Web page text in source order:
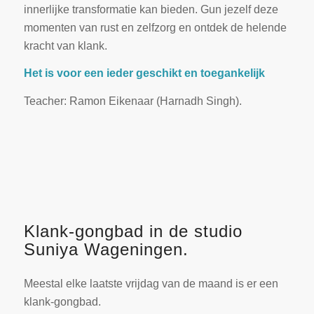
innerlijke transformatie kan bieden. Gun jezelf deze
momenten van rust en zelfzorg en ontdek de helende
kracht van klank.
Het is voor een ieder geschikt en toegankelijk
Teacher: Ramon Eikenaar (Harnadh Singh).
Klank-gongbad in de studio
Suniya Wageningen.
Meestal elke laatste vrijdag van de maand is er een
klank-gongbad.